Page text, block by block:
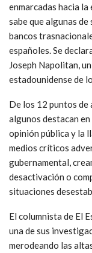
enmarcadas hacia
sabe que algunas
bancos
españoles. Se
Joseph Napolitan,
estadounidense de
De los 12 puntos de
algunos destacan
opinión pública y la
medios críticos
gubernamental,
desactivación o
situaciones
El columnista de El
una de sus
merodeando las